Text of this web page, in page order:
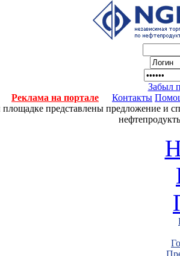
Забыл
Реклама на портале
Контакты
представлены предложение и